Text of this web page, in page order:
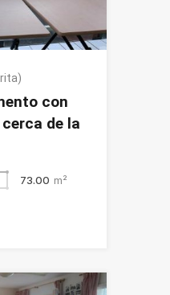
con
de la
73.00 m²